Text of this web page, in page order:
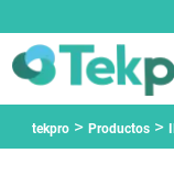
tekpro> Productos>